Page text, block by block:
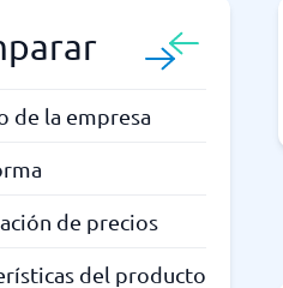
de qué sistema?
de la empresa
de precios
del producto